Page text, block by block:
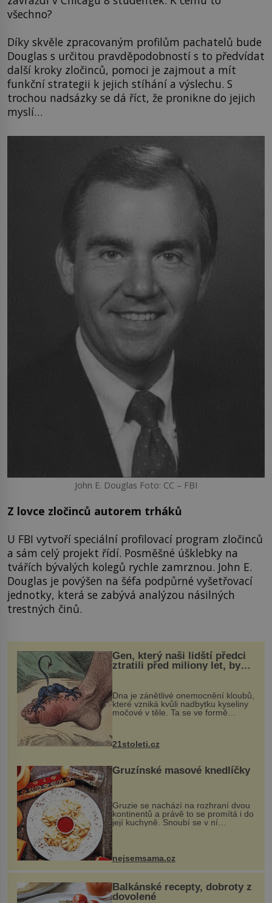
všechno?
Díky skvěle zpracovaným profilům pachatelů bude
Douglas s určitou pravděpodobností s to předvídat
další kroky zločinců, pomoci je zajmout a mít
funkční strategii k jejich stíhání a výslechu. S
trochou nadsázky se dá říct, že pronikne do jejich
myslí…
John E. Douglas Foto: CC – FBI
Z lovce zločinců autorem trháků
U FBI vytvoří speciální profilovací program zločinců
a sám celý projekt řídí. Posměšné úšklebky na
tvářích bývalých kolegů rychle zamrznou. John E.
Douglas je povýšen na šéfa podpůrné vyšetřovací
jednotky, která se zabývá analýzou násilných
trestných činů.
Gen, který naši lidští předci
ztratili před miliony let, by
mohl pomoci s léčbou
„nemoci králů“
Dna je zánětlivé onemocnění kloubů,
které vzniká kvůli nadbytku kyseliny
močové v těle. Ta se ve formě
nohou, a způsobuje bole...
21stoleti.cz
Gruzínské masové knedlíčky
Gruzie se nachází na rozhraní dvou
kontinentů a právě to se promítá i do
její kuchyně. Snoubí se v ní
evropské a asijské chutě a díky tomu
vznikají rozmanité a chuťově bohaté
pokrmy, které rozhodně st...
nejsemsama.cz
Balkánské recepty, dobroty z
dovolené